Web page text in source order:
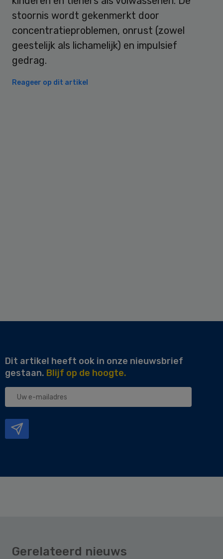
stoornis wordt gekenmerkt door
concentratieproblemen, onrust (zowel
geestelijk als lichamelijk) en impulsief
gedrag.
Reageer op dit artikel
Dit artikel heeft ook in onze nieuwsbrief
gestaan. Blijf op de hoogte.
Uw
Gerelateerd nieuws